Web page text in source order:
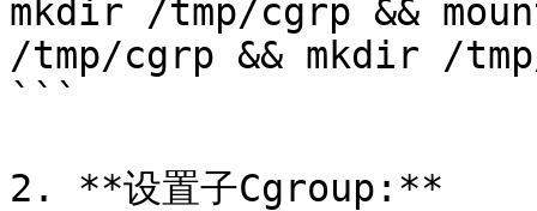
mkdir /tmp/cgrp &&
/tmp/cgrp && mkdir /
```
2. **设置子Cgroup:**